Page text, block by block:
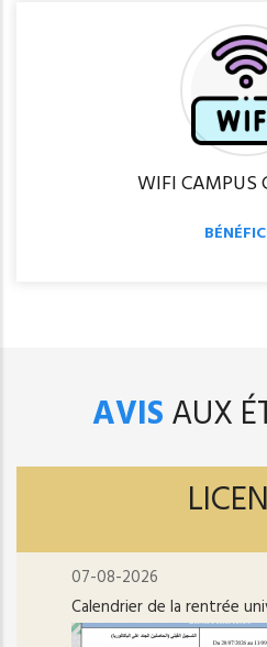
WIFI CAMPUS
AVISAUX
07-08-2026
Calendrier de la rentrée